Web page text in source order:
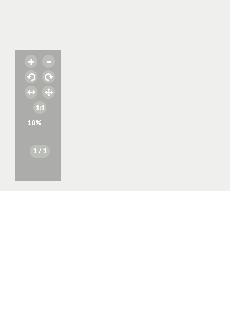
10%
1 / 1